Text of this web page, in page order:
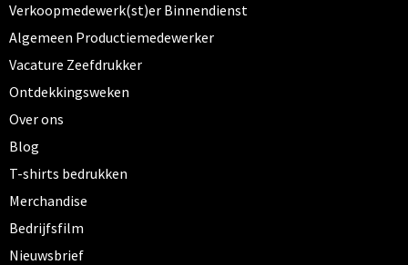
Verkoopmedewerk(st)er Binnendienst
Algemeen Productiemedewerker
Vacature Zeefdrukker
Ontdekkingsweken
Over ons
Blog
T-shirts bedrukken
Merchandise
Bedrijfsfilm
Nieuwsbrief